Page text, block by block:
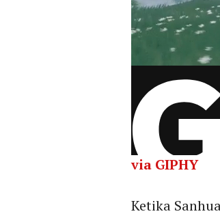
via GIPHY
Ketika